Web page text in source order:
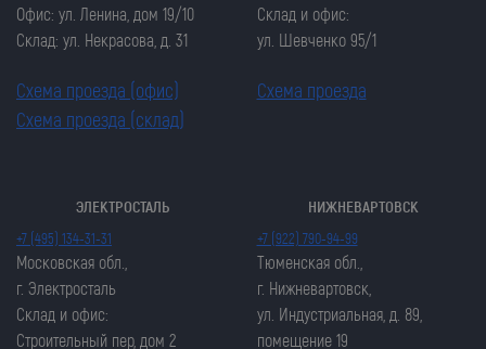
Офис: ул. Ленина, дом 19/10
Склад: ул. Некрасова, д. 31
Схема проезда (офис)
Схема проезда (склад)
Склад и офис:
ул. Шевченко 95/1
Схема проезда
ЭЛЕКТРОСТАЛЬ
+7 (495) 134-31-31
Московская обл.,
г. Электросталь
Склад и офис:
Строительный пер, дом 2
НИЖНЕВАРТОВСК
+7 (922) 790-94-99
Тюменская обл.,
г. Нижневартовск,
ул. Индустриальная, д. 89,
помещение 19
Закрыть попап
ЗАКАЗАТЬ ЦЕПЬ
Закрыть попап
ОСТАВИТЬ ЗАЯВКУ
Закрыть попап
ОСТАВИТЬ ЗАЯВКУ
Закрыть попап
ЗАКАЗАТЬ ЦЕПЬ